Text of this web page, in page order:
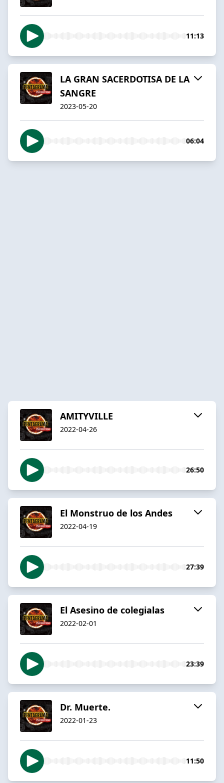
11:13
LA GRAN SACERDOTISA DE LA
SANGRE
2023-05-20
06:04
AMITYVILLE
2022-04-26
26:50
El Monstruo de los Andes
2022-04-19
27:39
El Asesino de colegialas
2022-02-01
23:39
Dr. Muerte.
2022-01-23
11:50